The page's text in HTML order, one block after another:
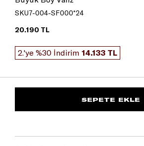
SKU7-004-SF000*24
20.190 TL
2.'ye %30 İndirim 14.133 TL